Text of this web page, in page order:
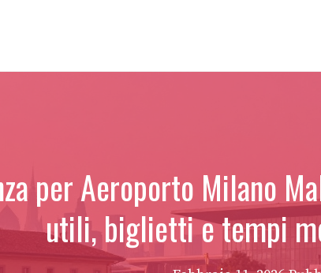
per Aeroporto Milano
utili, biglietti e tempi